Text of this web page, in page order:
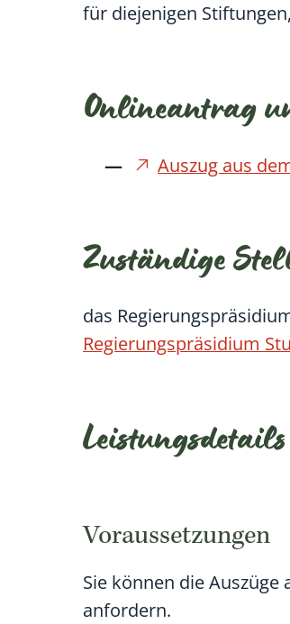
für diejenigen
Onlineantrag
Auszug aus
Zuständige
das
Regierungspräsidium
Leistungsdetails
Voraussetzungen
Sie können die
anfordern.